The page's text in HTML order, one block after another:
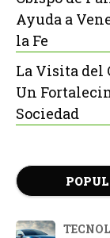
Ayuda a
la Fe
La Visita del
Un
Sociedad